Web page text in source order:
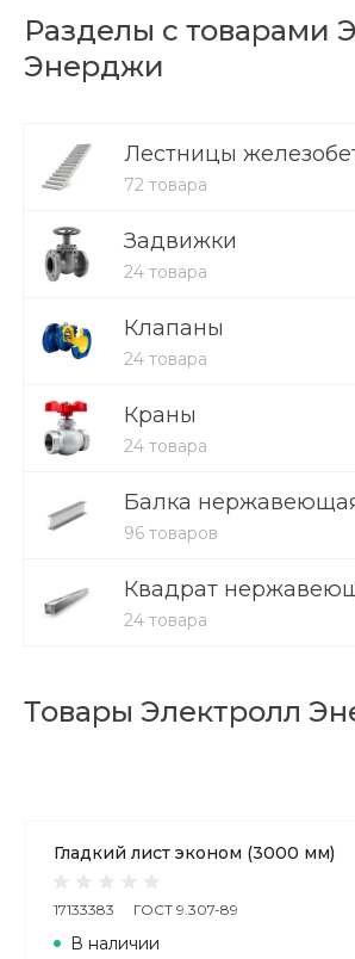
Разделы с товарами
Энерджи
Лестницы
72 товара
Задвижки
24 товара
Клапаны
24 товара
Краны
24 товара
Балка
96 товаров
Квадрат
24 товара
Товары Электролл
Гладкий лист эконом (3000 мм)
17133383 ГОСТ 9.307-89
В наличии